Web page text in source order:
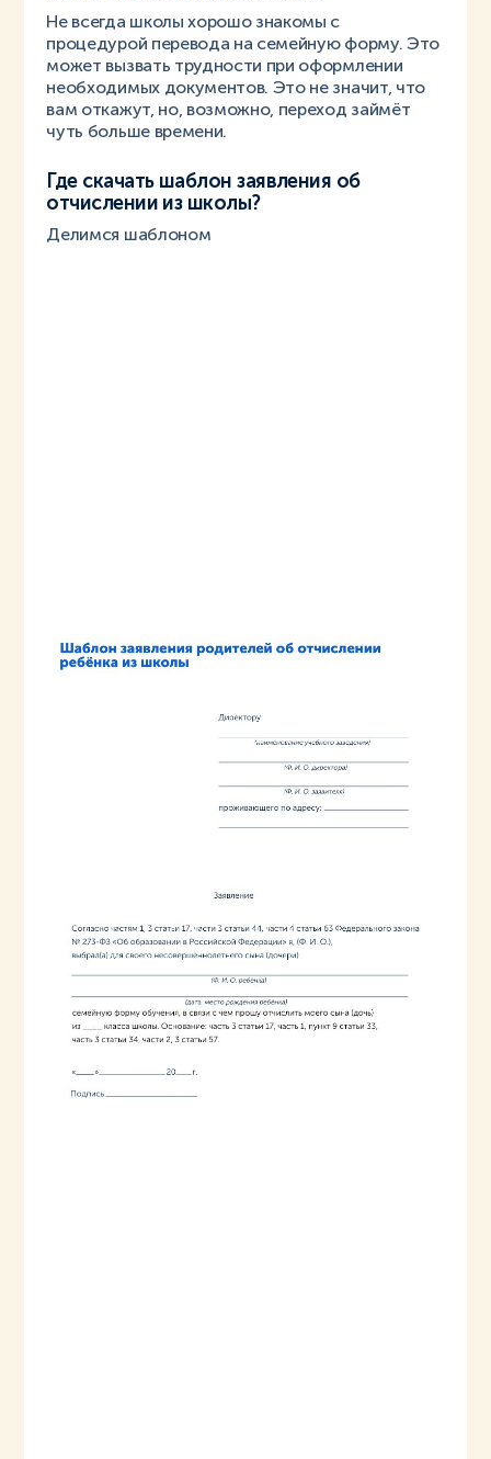
Не всегда школы хорошо знакомы с
процедурой перевода на семейную форму. Это
может вызвать трудности при оформлении
необходимых документов. Это не значит, что
вам откажут, но, возможно, переход займёт
чуть больше времени.
Где скачать шаблон заявления об
отчислении из школы?
Делимся шаблоном